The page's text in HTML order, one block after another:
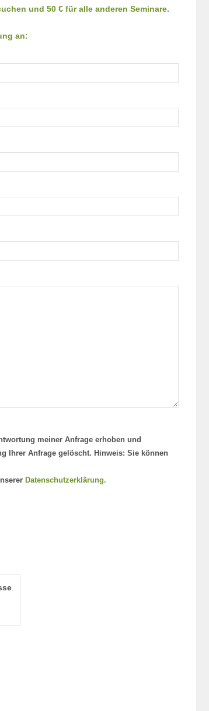
und 50 € für alle anderen Seminare.
an:
meiner Anfrage erhoben und
Ihrer Anfrage gelöscht. Hinweis: Sie können
Datenschutzerklärung.
.